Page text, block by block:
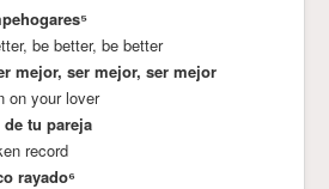
be better, be better
mejor, ser mejor, ser mejor
on your lover
tu pareja
record
rayado⁶